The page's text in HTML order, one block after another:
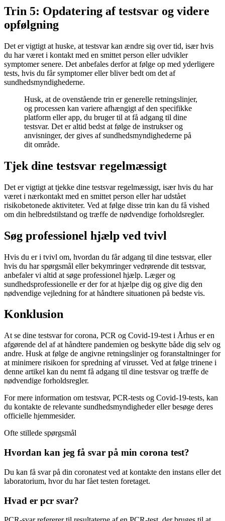
Trin 5: Opdatering af testsvar og videre
opfølgning
Det er vigtigt at huske, at testsvar kan ændre sig over tid, især hvis
du har været i kontakt med en smittet person eller udvikler
symptomer senere. Det anbefales derfor at følge op med yderligere
tests, hvis du får symptomer eller bliver bedt om det af
sundhedsmyndighederne.
Husk, at de ovenstående trin er generelle retningslinjer,
og processen kan variere afhængigt af den specifikke
platform eller app, du bruger til at få adgang til dine
testsvar. Det er altid bedst at følge de instrukser og
anvisninger, der gives af sundhedsmyndighederne på
dit område.
Tjek dine testsvar regelmæssigt
Det er vigtigt at tjekke dine testsvar regelmæssigt, især hvis du har
været i nærkontakt med en smittet person eller har udstået
risikobetonede aktiviteter. Ved at følge disse trin kan du få vished
om din helbredstilstand og træffe de nødvendige forholdsregler.
Søg professionel hjælp ved tvivl
Hvis du er i tvivl om, hvordan du får adgang til dine testsvar, eller
hvis du har spørgsmål eller bekymringer vedrørende dit testsvar,
anbefaler vi altid at søge professionel hjælp. Læger og
sundhedsprofessionelle er der for at hjælpe dig og give dig den
nødvendige vejledning for at håndtere situationen på bedste vis.
Konklusion
At se dine testsvar for corona, PCR og Covid-19-test i Århus er en
afgørende del af at håndtere pandemien og beskytte både dig selv og
andre. Husk at følge de angivne retningslinjer og foranstaltninger for
at minimere risikoen for spredning af virusset. Ved at følge trinene i
denne artikel kan du nemt få adgang til dine testsvar og træffe de
nødvendige forholdsregler.
For mere information om testsvar, PCR-tests og Covid-19-tests, kan
du kontakte de relevante sundhedsmyndigheder eller besøge deres
officielle hjemmesider.
Ofte stillede spørgsmål
Hvordan kan jeg få svar på min corona test?
Du kan få svar på din coronatest ved at kontakte den instans eller det
laboratorium, hvor du har fået testen foretaget.
Hvad er pcr svar?